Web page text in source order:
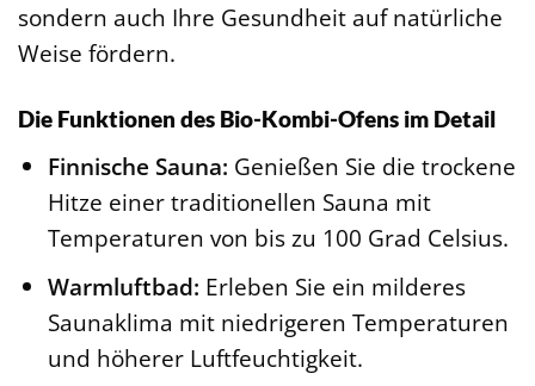
sondern auch Ihre Gesundheit auf natürliche
Weise fördern.
Die Funktionen des Bio-Kombi-Ofens im Detail
Finnische Sauna: Genießen Sie die trockene
Hitze einer traditionellen Sauna mit
Temperaturen von bis zu 100 Grad Celsius.
Warmluftbad: Erleben Sie ein milderes
Saunaklima mit niedrigeren Temperaturen
und höherer Luftfeuchtigkeit.